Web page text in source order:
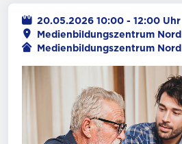
20.05.2026 10:00 - 12:00 Uhr
Ort
Medienbildungszentrum Nord
Veranstalter
Medienbildungszentrum Nord